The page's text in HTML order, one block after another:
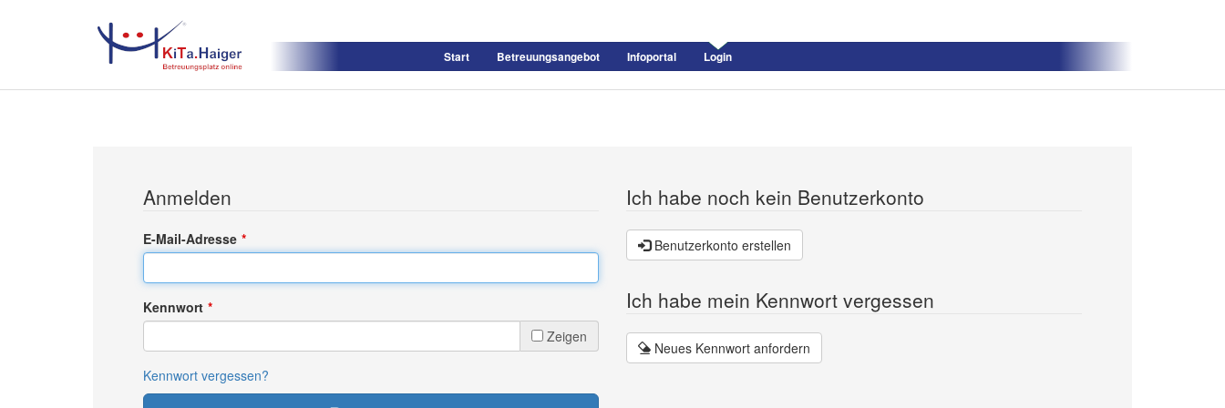
Start Betreuungsangebot Infoportal Login
Anmelden
E-Mail-Adresse
Kennwort
Zeigen
Kennwort vergessen?
Ich habe noch kein Benutzerkonto
Benutzerkonto erstellen
Ich habe mein Kennwort vergessen
Neues Kennwort anfordern